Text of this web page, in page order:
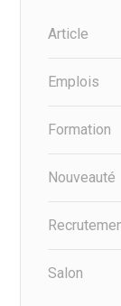
Article
Emplois
Formation
Nouveauté
Salon